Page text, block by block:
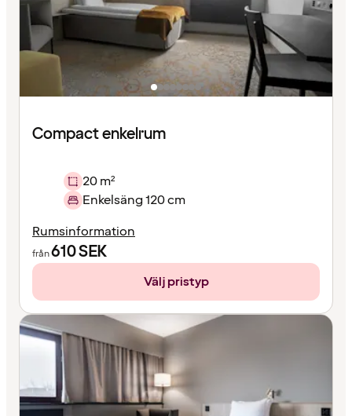
Compact enkelrum
20 m²
Enkelsäng 120 cm
Rumsinformation
från610SEK
Välj pristyp